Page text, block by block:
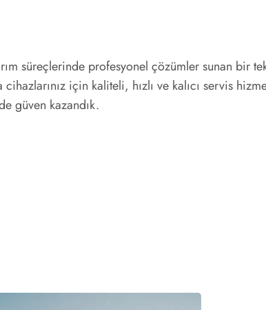
süreçlerinde profesyonel çözümler sunan bir
için kaliteli, hızlı ve kalıcı servis
güven kazandık.